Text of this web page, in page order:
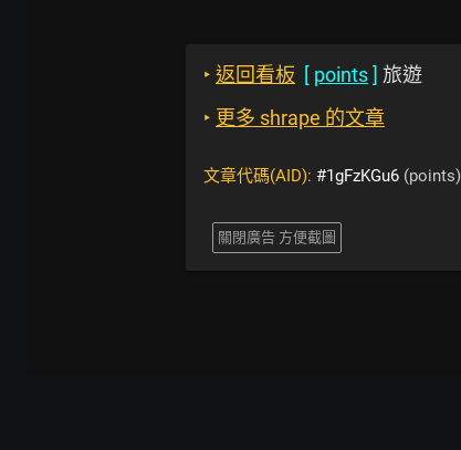
‣ 返回看板 [ points] 旅遊
‣ 更多 shrape 的文章
文章代碼(AID): #1gFzKGu6 (points)
關閉廣告 方便截圖